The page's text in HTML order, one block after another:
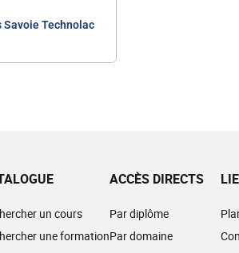
Savoie Technolac
un cours
une formation
ACCÈS DIRECTS
Par diplôme
Par domaine